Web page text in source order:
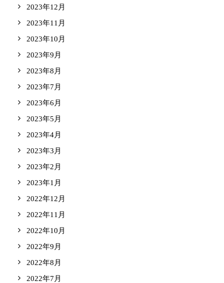
2023年12月
2023年11月
2023年10月
2023年9月
2023年8月
2023年7月
2023年6月
2023年5月
2023年4月
2023年3月
2023年2月
2023年1月
2022年12月
2022年11月
2022年10月
2022年9月
2022年8月
2022年7月